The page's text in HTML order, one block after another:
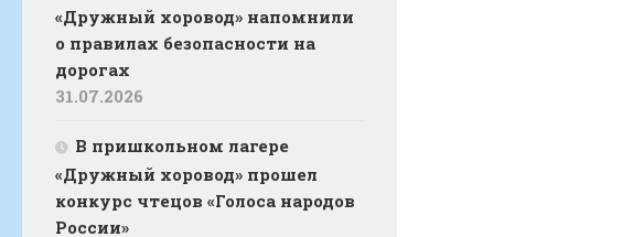
«Дружный хоровод» напомнили
о правилах безопасности на
дорогах
31.07.2026
В пришкольном лагере
«Дружный хоровод» прошел
конкурс чтецов «Голоса народов
России»